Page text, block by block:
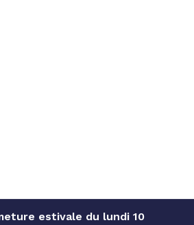
estivale du lundi 10